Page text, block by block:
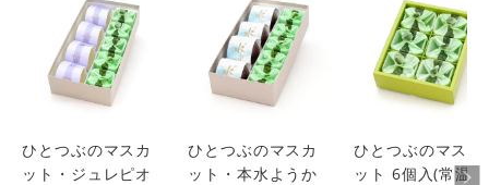
ひとつぶのマスカ
ット・ジュレピオ
ひとつぶのマスカ
ット・本水ようか
ひとつぶのマスカ
ット 6個入(常温